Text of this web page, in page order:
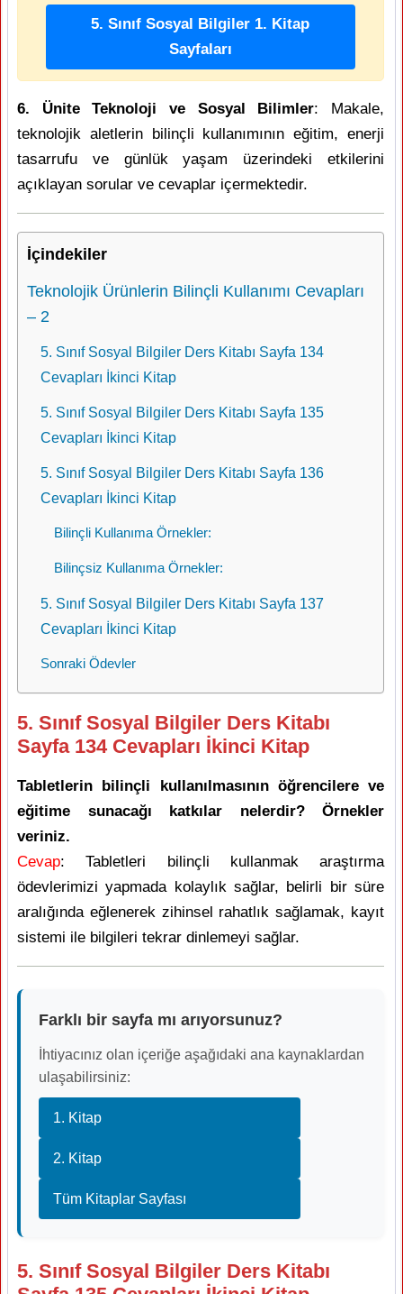
5. Sınıf Sosyal Bilgiler 1. Kitap
Sayfaları
6. Ünite Teknoloji ve Sosyal Bilimler: Makale,
teknolojik aletlerin bilinçli kullanımının eğitim, enerji
tasarrufu ve günlük yaşam üzerindeki etkilerini
açıklayan sorular ve cevaplar içermektedir.
İçindekiler
Teknolojik Ürünlerin Bilinçli Kullanımı Cevapları
– 2
5. Sınıf Sosyal Bilgiler Ders Kitabı Sayfa 134
Cevapları İkinci Kitap
5. Sınıf Sosyal Bilgiler Ders Kitabı Sayfa 135
Cevapları İkinci Kitap
5. Sınıf Sosyal Bilgiler Ders Kitabı Sayfa 136
Cevapları İkinci Kitap
Bilinçli Kullanıma Örnekler:
Bilinçsiz Kullanıma Örnekler:
5. Sınıf Sosyal Bilgiler Ders Kitabı Sayfa 137
Cevapları İkinci Kitap
Sonraki Ödevler
5. Sınıf Sosyal Bilgiler Ders Kitabı
Sayfa 134 Cevapları İkinci Kitap
Tabletlerin bilinçli kullanılmasının öğrencilere ve
eğitime sunacağı katkılar nelerdir? Örnekler
veriniz.
Cevap: Tabletleri bilinçli kullanmak araştırma
ödevlerimizi yapmada kolaylık sağlar, belirli bir süre
aralığında eğlenerek zihinsel rahatlık sağlamak, kayıt
sistemi ile bilgileri tekrar dinlemeyi sağlar.
Farklı bir sayfa mı arıyorsunuz?
İhtiyacınız olan içeriğe aşağıdaki ana kaynaklardan
ulaşabilirsiniz:
1. Kitap
2. Kitap
Tüm Kitaplar Sayfası
5. Sınıf Sosyal Bilgiler Ders Kitabı